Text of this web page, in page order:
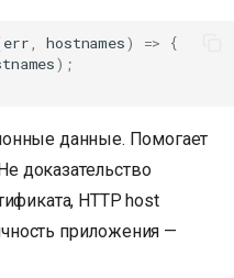
err hostnames) =>
{
);
данные. Помогает
доказательство
HTTP host
приложения —